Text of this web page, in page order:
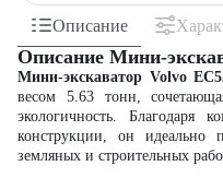
Описание
Описание Мини-
Мини-экскаватор Volvo
весом 5.63 тонн,
экологичность. Благодаря
конструкции, он идеально
земляных и строительных